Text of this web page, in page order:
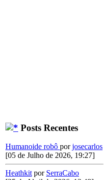
Posts Recentes
Humanoide robô porjosecarlos
[05 de Julho de 2026, 19:27]
Heathkit por SerraCabo